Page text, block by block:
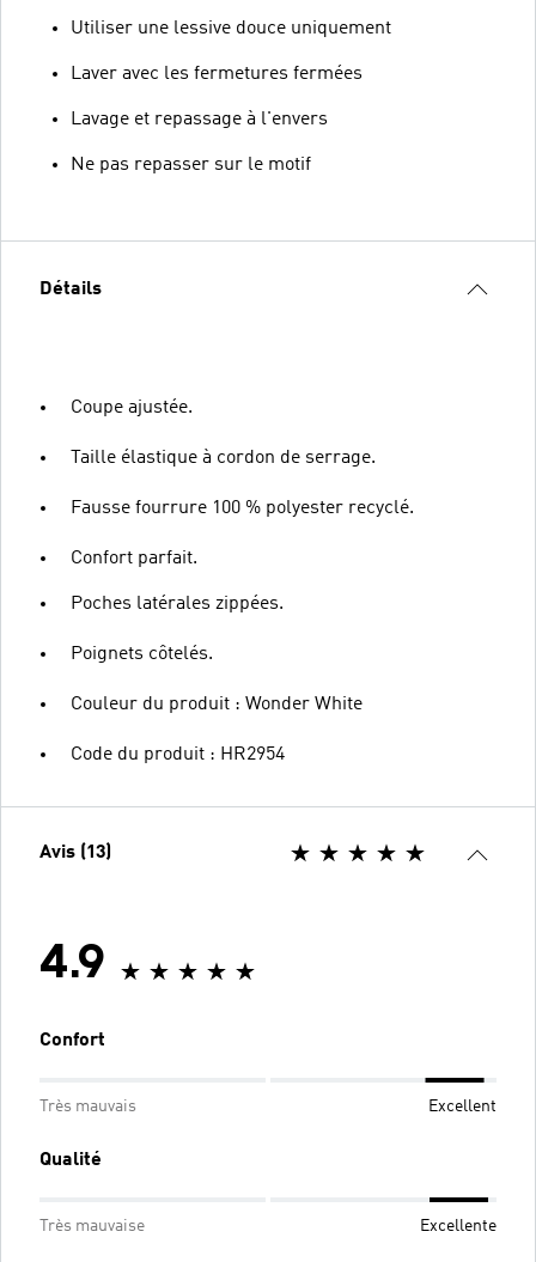
Utiliser une lessive douce uniquement
Laver avec les fermetures fermées
Lavage et repassage à l'envers
Ne pas repasser sur le motif
Détails
Coupe ajustée.
Taille élastique à cordon de serrage.
Fausse fourrure 100 % polyester recyclé.
Confort parfait.
Poches latérales zippées.
Poignets côtelés.
Couleur du produit : Wonder White
Code du produit : HR2954
Avis (13)
4.9
Confort
Très mauvais Excellent
Qualité
Très mauvaise Excellente